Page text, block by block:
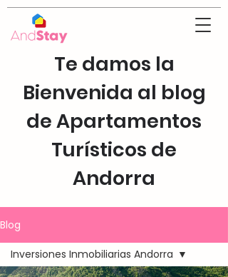
Te damos la
Bienvenida al blog
de Apartamentos
Turísticos de
Andorra
Blog
Inversiones Inmobiliarias Andorra